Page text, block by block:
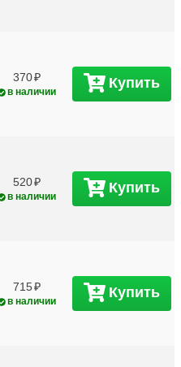
370
в наличии
Купить
520
в наличии
Купить
715
в наличии
Купить